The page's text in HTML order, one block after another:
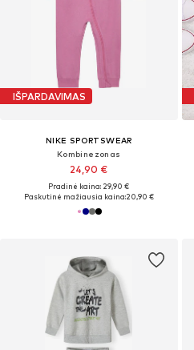
IŠPARDAVIMAS
NIKE SPORTSWEAR
Kombinezonas
24,90 €
Pradinė kaina: 29,90 €
Paskutinė mažiausia kaina:20,90 €